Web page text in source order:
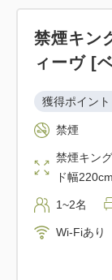
禁煙キン
ィーヴ [
獲得ポイント
禁煙
禁煙キン
ド幅
1~2名
Wi-Fiあり